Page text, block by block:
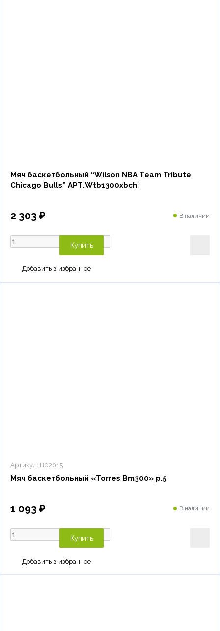
Мяч баскетбольный “Wilson NBA Team Tribute
Chicago Bulls” АРТ.Wtb1300xbchi
2 303 ₽ В наличии
Купить
Артикул: B02015
Мяч баскетбольный «Torres Bm300» р.5
1 093 ₽ В наличии
Купить